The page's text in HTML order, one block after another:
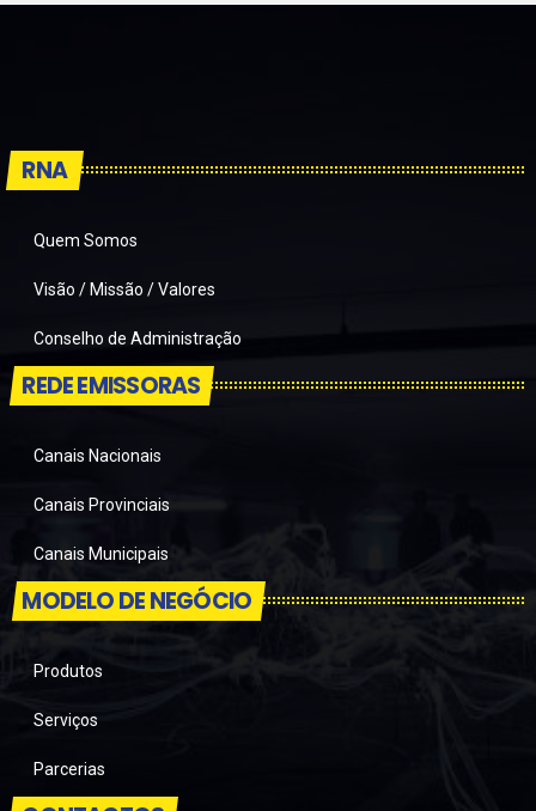
RNA
Quem Somos
Visão / Missão / Valores
Conselho de Administração
REDE EMISSORAS
Canais Nacionais
Canais Provinciais
Canais Municipais
MODELO DE NEGÓCIO
Produtos
Serviços
Parcerias